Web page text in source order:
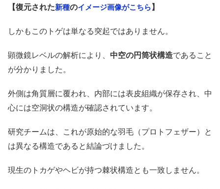
【復元された新種のイメージ画像がこちら】
しかもこのトゲは単なる突起ではありません。
顕微鏡レベルの解析により、 中空の円筒状構造であること
が分かりました。
外側は角質層に覆われ、内部には表皮組織が保存され、中
心には空洞状の構造が確認されています。
研究チームは、これが原始的な羽毛（プロトフェザー）と
は異なる構造であると結論づけました。
現生のトカゲやヘビが持つ棘状構造とも一致しません。